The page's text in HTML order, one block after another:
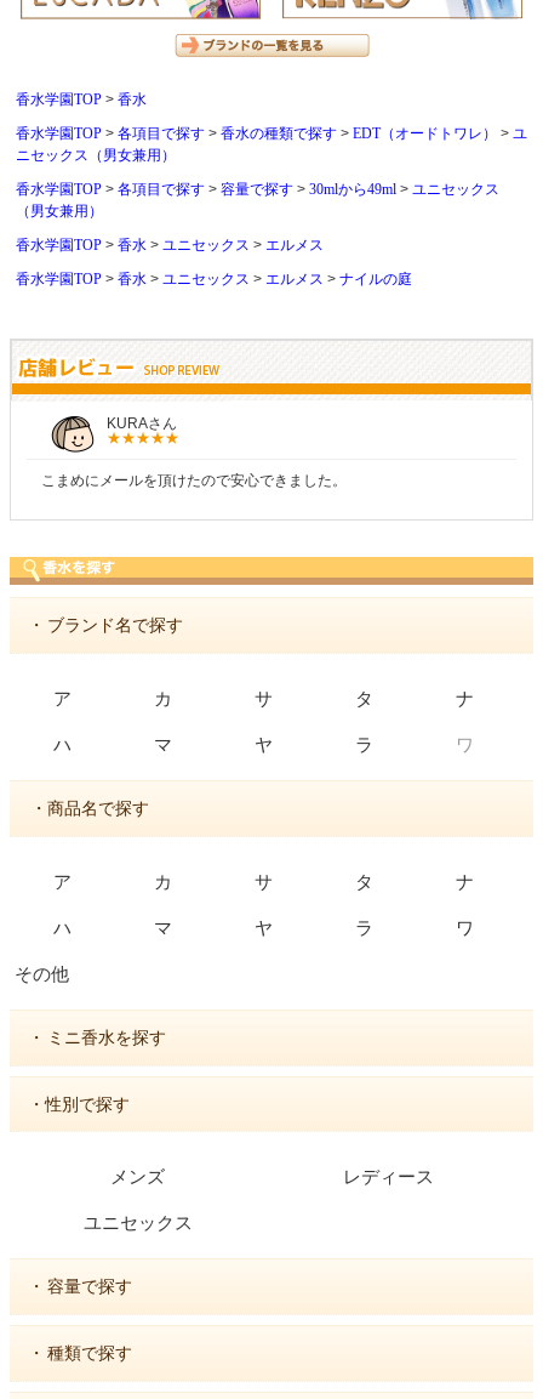
香水学園TOP
香水
香水学園TOP
各項目で探す 香水の種類で探す EDT（オードトワレ）
ユ
ニセックス（男女兼用）
香水学園TOP
各項目で探す 容量で探す 30mlから49ml
ユニセックス
（男女兼用）
香水学園TOP
香水 ユニセックス
エルメス
香水学園TOP
香水 ユニセックス エルメス ナイルの庭
しらすさん
商品が早く届いたのでよかったです。また利用させてもらいます！
・ ブランド名で探す
ア カ サ タ ナ
ハ マ ヤ ラ ワ
・商品名で探す
ア カ サ タ ナ
ハ マ ヤ ラ ワ
その他
・ ミニ香水を探す
・性別で探す
メンズ レディース
ユニセックス
・ 容量で探す
・ 種類で探す